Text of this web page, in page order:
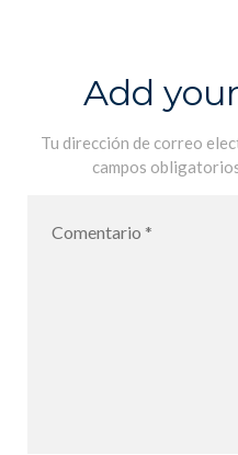
Add
Tu dirección de correo
campos